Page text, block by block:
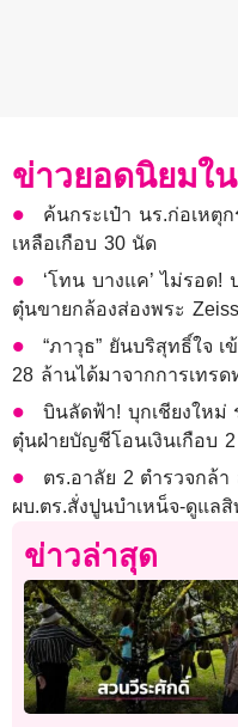
ข่าวยอดนิยมใ
ค้นกระเป๋า นร.ก่อเหตุ
เหลือเกือบ 30 นัด
‘โทน บางแค’ ไม่รอด
ตุ๋นขายกล้องส่องพระ
“ภาวุธ” ยันบริสุทธิ์ใจ
28 ล้านได้มาจากการเทรด
บินลัดฟ้า! บุกเชียงใหม่
ตุ๋นฝ่ายบัญชีโอนเงินเกือบ
ตร.อาลัย 2 ตำรวจกล้
ผบ.ตร.สั่งปูนบำเหน็จ-ดูแล
ข่าวล่าสุด